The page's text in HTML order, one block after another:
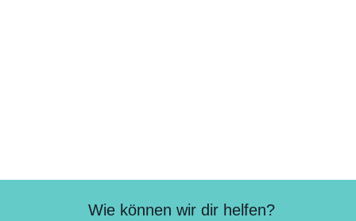
Wie können wir dir helfen?